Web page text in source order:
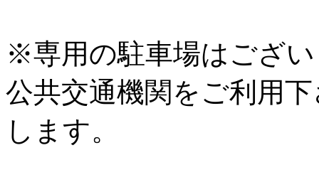
※専用の駐車場はござ
公共交通機関をご利用
します。